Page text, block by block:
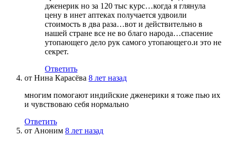
дженерик но за 120 тыс курс…когда я глянула
цену в инет аптеках получается удвоили
стоимость в два раза…вот и действительно в
нашей стране все не во благо народа…спасение
утопающего дело рук самого утопающего.и это не
секрет.
Ответить
от Нина Карасёва 8 лет назад
многим помогают индийские дженерики я тоже пью их
и чувствоваю себя нормально
Ответить
от Аноним 8 лет назад